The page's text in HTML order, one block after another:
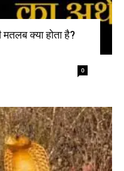
क्या होता है?
0